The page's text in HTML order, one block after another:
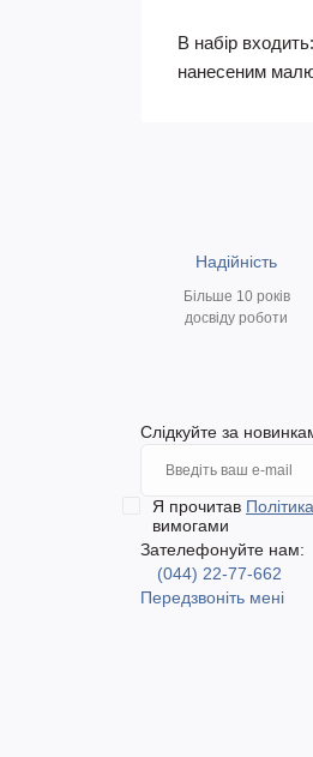
В набір
нанесеним
Надійність
Більше 10 років
досвіду роботи
Слідкуйте за
Я прочитав
вимогами
Зателефонуйте нам:
(044) 22-77-662
Передзвоніть мені